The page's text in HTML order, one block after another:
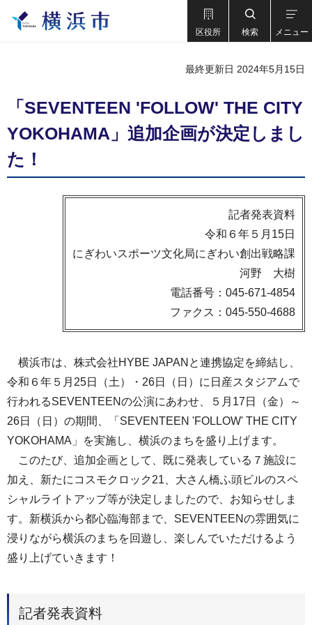
区役所 検索 メニュー
最終更新日 2024年5月15日
「SEVENTEEN 'FOLLOW' THE CITY
YOKOHAMA」追加企画が決定しまし
た！
記者発表資料
令和６年５月15日
にぎわいスポーツ文化局にぎわい創出戦略課
河野 大樹
電話番号：045-671-4854
ファクス：045-550-4688
横浜市は、株式会社HYBE JAPANと連携協定を締結し、
令和６年５月25日（土）・26日（日）に日産スタジアムで
行われるSEVENTEENの公演にあわせ、５月17日（金）～
26日（日）の期間、「SEVENTEEN 'FOLLOW' THE CITY
YOKOHAMA」を実施し、横浜のまちを盛り上げます。
このたび、追加企画として、既に発表している７施設に
加え、新たにコスモクロック21、大さん橋ふ頭ビルのスペ
シャルライトアップ等が決定しましたので、お知らせしま
す。新横浜から都心臨海部まで、SEVENTEENの雰囲気に
浸りながら横浜のまちを回遊し、楽しんでいただけるよう
盛り上げていきます！
記者発表資料